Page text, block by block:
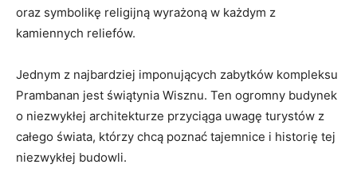
oraz symbolikę religijną wyrażoną w każdym z
kamiennych reliefów.
Jednym z najbardziej imponujących zabytków kompleksu
Prambanan jest świątynia Wisznu. Ten ogromny budynek
o niezwykłej architekturze przyciąga uwagę turystów z
całego świata, którzy chcą poznać tajemnice i historię tej
niezwykłej budowli.